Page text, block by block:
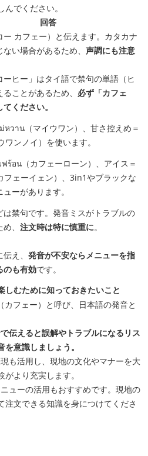
でください。
回答
カフェー）と伝えます。カタカナ
い場合があるため、 声調にも注意
ーヒー」はタイ語で禁句の単語（ヒ
ことがあるため、 必ず「カフェ
ください。
หวาน（マイウワン）、甘さ控えめ＝
ンノイ）を使います。
ร้อน（カフェーローン）、アイス＝
フェーイェン）、3in1やブラックな
ーがあります。
は禁句です。発音ミスがトラブルの
、 注文時は特に慎重に。
え、 発音が不安ならメニューを指
のも有効です。
しむために知っておきたいこと
フェー）と呼び、日本語の発音と
伝えると誤解やトラブルになるリス
意識しましょう。
も活用し、現地の文化やマナーを大
より充実します。
ューの活用もおすすめです。現地の
注文できる知識を身につけてくださ